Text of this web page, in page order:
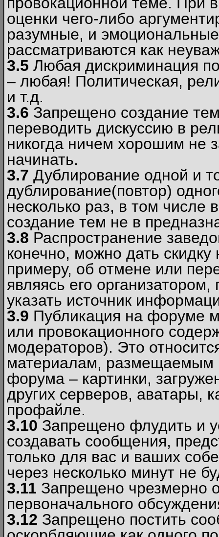
оценки чего-либо
разумные, и
рассматриваются как
3.5 Любая дискриминация
– любая! Политическая,
и т.д.
3.6 Запрещено создание
переводить дискуссию в
никогда ничем хорошим не
начинать.
3.7 Дублирование одной и
дублирование(повтор)
несколько раз, в том числе
создание тем не в
3.8 Распространение
конечно, можно дать
примеру, об отмене или
являясь его
указать источник
3.9 Публикация на форуме
или провокационного
модераторов). Это
материалам, размещаемым
форума – картинки,
других серверов, аватары,
профайле.
3.10 Запрещено флудить и
создавать сообщения,
только для вас и ваших
через несколько минут не
3.11 Запрещено чрезмерно
первоначального
3.12 Запрещено постить